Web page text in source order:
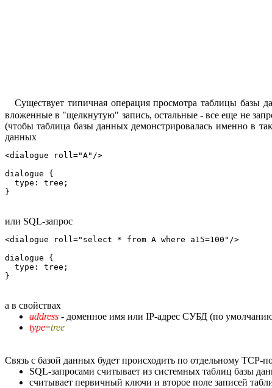
Существует типичная операция просмотра таблицы базы
вложенные в "щелкнутую" запись, остальные - все еще не
(чтобы таблица базы данных демонстрировалась именно в
данных
<dialogue roll="A"/>
dialogue {
  type: tree;
или SQL-запрос
<dialogue roll="select * from A where a15=100"/>
dialogue {
  type: tree;
а в свойствах
address - доменное имя или IP-адрес СУБД (по умолчанию
type=tree
Связь с базой данных будет происходить по отдельному TCP-
SQL-запросами считывает из системных таблиц базы
считывает первичный ключи и второе поле записей